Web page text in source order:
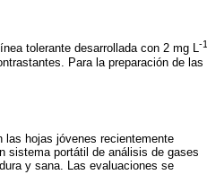
tolerante desarrollada con 2 mg L-1
Para la preparación de las
las hojas jóvenes recientemente
sistema portátil de análisis de gases
y sana. Las evaluaciones se